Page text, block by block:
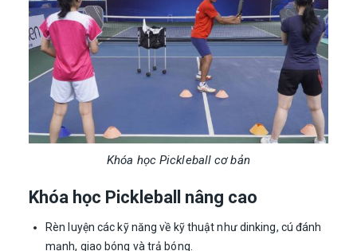
Khóa học Pickleball cơ bản
Khóa học Pickleball nâng cao
Rèn luyện các kỹ năng về kỹ thuật như dinking, cú đánh
mạnh, giao bóng và trả bóng.